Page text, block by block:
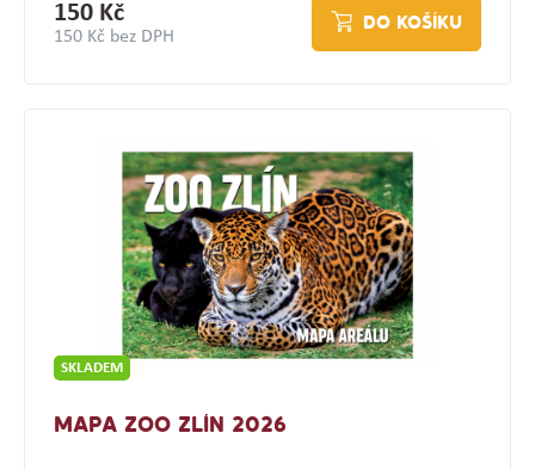
150 Kč
150 Kč bez DPH
DO KOŠÍKU
SKLADEM
MAPA ZOO ZLÍN 2026